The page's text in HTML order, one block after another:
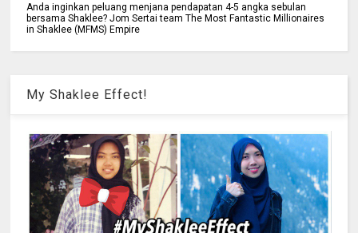
Anda inginkan peluang menjana pendapatan 4-5 angka sebulan
bersama Shaklee? Jom Sertai team The Most Fantastic Millionaires
in Shaklee (MFMS) Empire
My Shaklee Effect!